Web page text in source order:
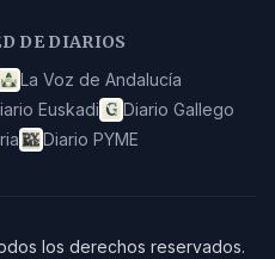
DE DIARIOS
La Voz de Andalucía
Euskadi
Diario Gallego
Diario PYME
los derechos reservados.